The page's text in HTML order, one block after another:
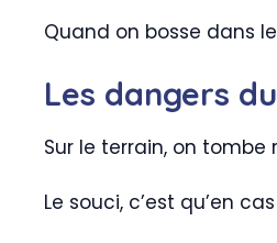
Quand on bosse dans
Les dangers
Sur le terrain, on
Le souci, c’est qu’en